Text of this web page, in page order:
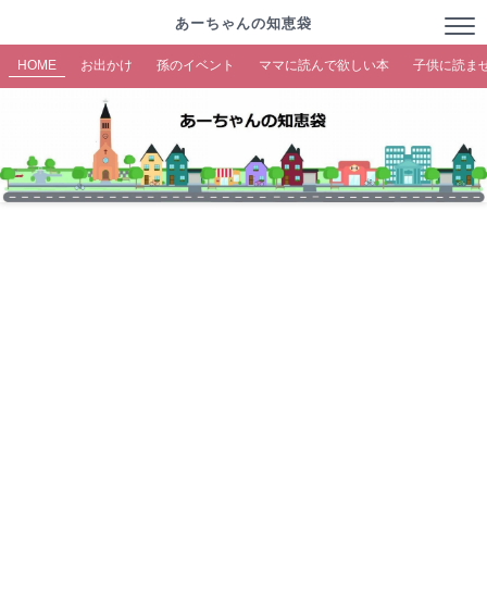
あーちゃんの知恵袋
HOME お出かけ 孫のイベント ママに読んで欲しい本 子供に読ま